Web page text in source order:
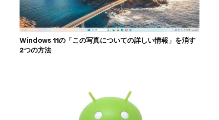
Windows 11の「この写真についての詳しい情報」を消す
2つの方法